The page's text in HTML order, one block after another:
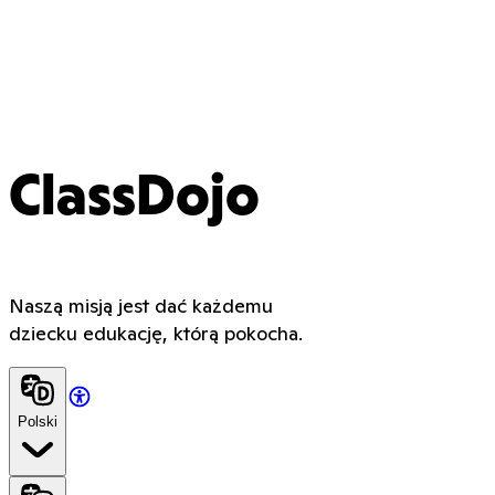
ClassDojo
Naszą misją jest dać każdemu
dziecku edukację, którą pokocha.
Polski